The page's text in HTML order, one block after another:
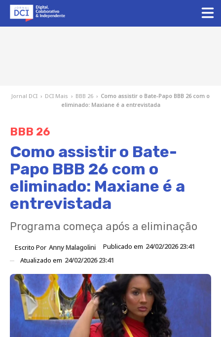
Jornal DCI › DCI Mais › BBB 26 › Como assistir o Bate-Papo BBB 26 com o
eliminado: Maxiane é a entrevistada
BBB 26
Como assistir o Bate-
Papo BBB 26 com o
eliminado: Maxiane é a
entrevistada
Programa começa após a eliminação
Escrito Por Anny Malagolini Publicado em 24/02/2026 23:41
Atualizado em 24/02/2026 23:41